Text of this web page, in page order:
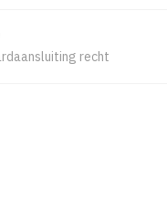
recht